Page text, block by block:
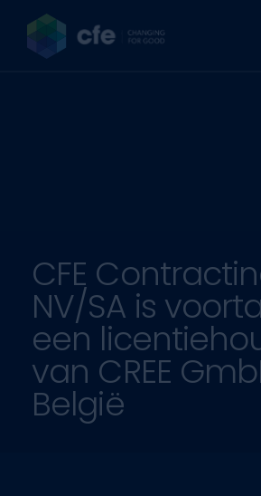
CFE
NV/SA is
een
van CREE
België